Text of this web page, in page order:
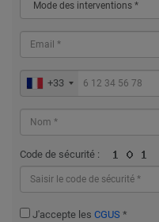
+33
Code de sécurité :
J'accepte les CGUS *